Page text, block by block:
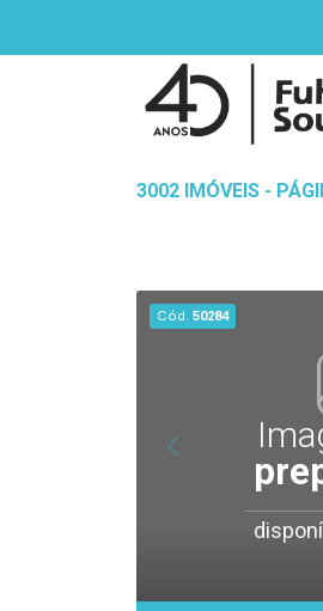
3002 IMÓVEIS -
Cód. 50284